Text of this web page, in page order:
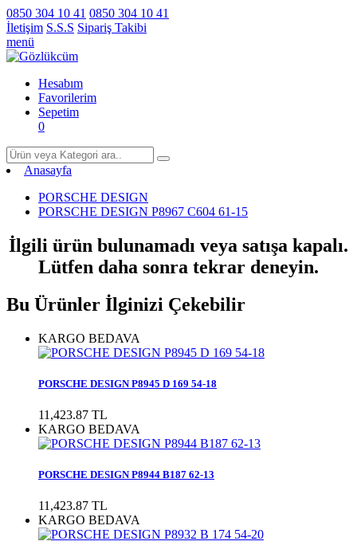
0850 304 10 41 0850 304 10 41
İletişim S.S.S Sipariş Takibi
menü
Hesabım
Favorilerim
Sepetim
0
Anasayfa
PORSCHE DESIGN
PORSCHE DESIGN P8967 C604 61-15
İlgili ürün bulunamadı veya satışa kapalı.
Lütfen daha sonra tekrar deneyin.
Bu Ürünler İlginizi Çekebilir
KARGO BEDAVA
PORSCHE DESIGN P8945 D 169 54-18
11,423.87 TL
KARGO BEDAVA
PORSCHE DESIGN P8944 B187 62-13
11,423.87 TL
KARGO BEDAVA